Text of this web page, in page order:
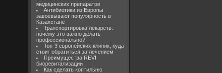
медицинских препаратов
Антибиотики из Европы
завоевывают популярность в
Казахстане
Транспортировка лекарств:
почему это важно делать
профессионально?
Топ-3 европейских клиник, куда
стоит обратиться за лечением
Преимущества REVI
биоревитализации
Как сделать коптильню